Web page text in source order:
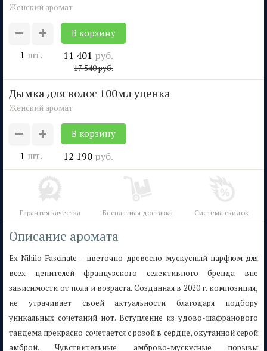
Женский аромат
1 шт. 11 401 руб.
17 540руб.
дымка для волос 100мл уценка
Женский аромат
1 шт. 12 190 руб.
Гарантия качества Бесплатная доставка Система скидок
Описание аромата
Ex Nihilo Fascinate – цветочно-древесно-мускусный парфюм для
всех ценителей французского селективного бренда вне
зависимости от пола и возраста. Созданная в 2020 г. композиция,
не утрачивает своей актуальности благодаря подбору
уникальных сочетаний нот. Вступление из удово-шафранового
тандема прекрасно сочетается с розой в сердце, окутанной серой
амброй. Чувствительные амброво-мускусные порывы